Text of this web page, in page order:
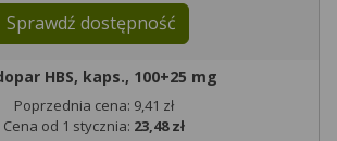
Sprawdź dostępność
HBS, kaps., 100+25 mg
Poprzednia cena: 9,41 zł
Cena od 1 stycznia: 23,48 zł